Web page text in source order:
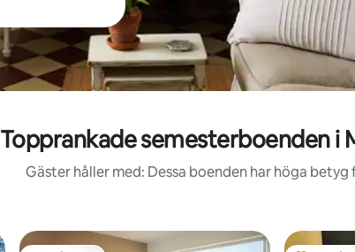
Topprankade semesterboenden i
Gäster håller med: Dessa boenden har höga